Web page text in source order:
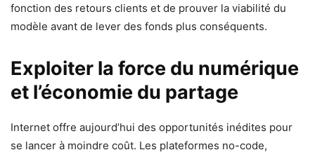
fonction des retours clients et de prouver la viabilité du
modèle avant de lever des fonds plus conséquents.
Exploiter la force du numérique
et l’économie du partage
Internet offre aujourd’hui des opportunités inédites pour
se lancer à moindre coût. Les plateformes no-code,